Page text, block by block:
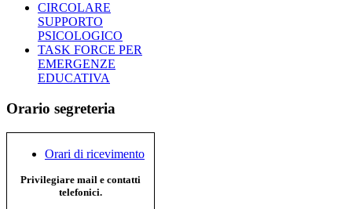
CIRCOLARE
SUPPORTO
PSICOLOGICO
TASK FORCE PER
EMERGENZE
EDUCATIVA
Orario segreteria
Orari di ricevimento
Privilegiare mail e contatti
telefonici.